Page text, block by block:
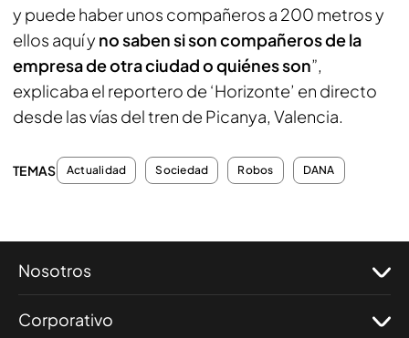
y puede haber unos compañeros a 200 metros y
ellos aquí y no saben si son compañeros de la
empresa de otra ciudad o quiénes son”,
explicaba el reportero de ‘Horizonte’ en directo
desde las vías del tren de Picanya, Valencia.
TEMAS Actualidad Sociedad Robos DANA
Nosotros
Corporativo